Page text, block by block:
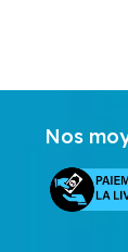
Nos